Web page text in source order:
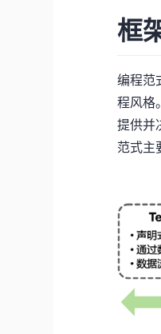
框
编程范
程风格
提供并
范式主